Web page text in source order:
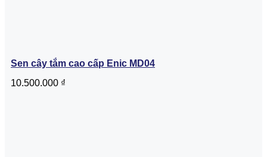
Sen cây tắm cao cấp Enic MD04
10.500.000 ₫